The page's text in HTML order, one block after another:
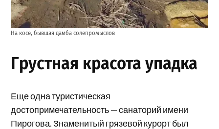
На косе, бывшая дамба солепромыслов
Грустная красота упадка
Еще одна туристическая
достопримечательность — санаторий имени
Пирогова. Знаменитый грязевой курорт был